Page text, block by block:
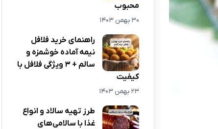
محبوب
30 بهمن 1403
راهنمای خرید فلافل
نیمه آماده خوشمزه و
سالم + 3 ویژگی فلافل با
کیفیت
23 بهمن 1403
طرز تهیه سالاد و انواع
غذا با سالامی‌های